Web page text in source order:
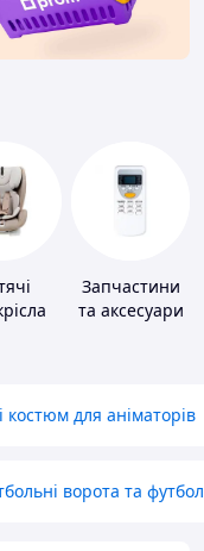
Запчастини
та аксесуари
костюм для аніматорів
ворота та